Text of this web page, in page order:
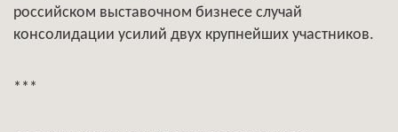
российском выставочном бизнесе случай
консолидации усилий двух крупнейших участников.
***